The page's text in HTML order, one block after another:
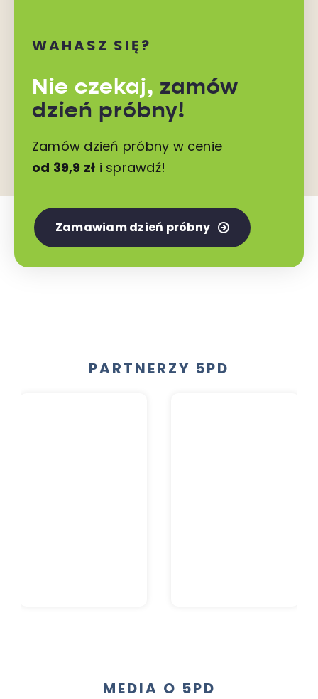
WAHASZ SIĘ?
Nie czekaj, zamów
dzień próbny!
Zamów dzień próbny w cenie
od 39,9 zł i sprawdź!
Zamawiam dzień próbny
PARTNERZY 5PD
MEDIA O 5PD